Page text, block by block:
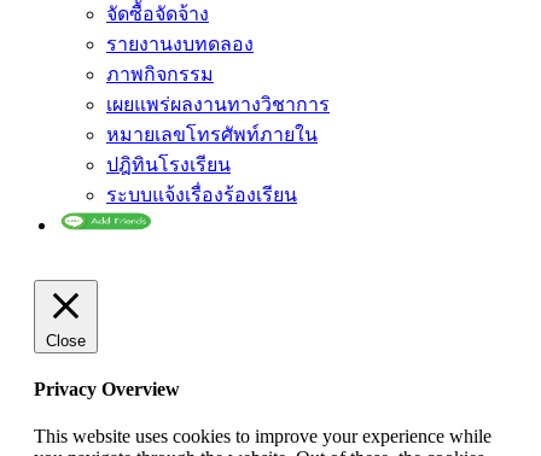
จัดซื้อจัดจ้าง
รายงานงบทดลอง
ภาพกิจกรรม
เผยแพร่ผลงานทางวิชาการ
หมายเลขโทรศัพท์ภายใน
ปฎิทินโรงเรียน
ระบบแจ้งเรื่องร้องเรียน
Close
Privacy Overview
This website uses cookies to improve your experience while